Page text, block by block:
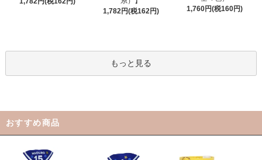
1,782円(税162円)
1,760円(税160円)
もっと見る
おすすめ商品